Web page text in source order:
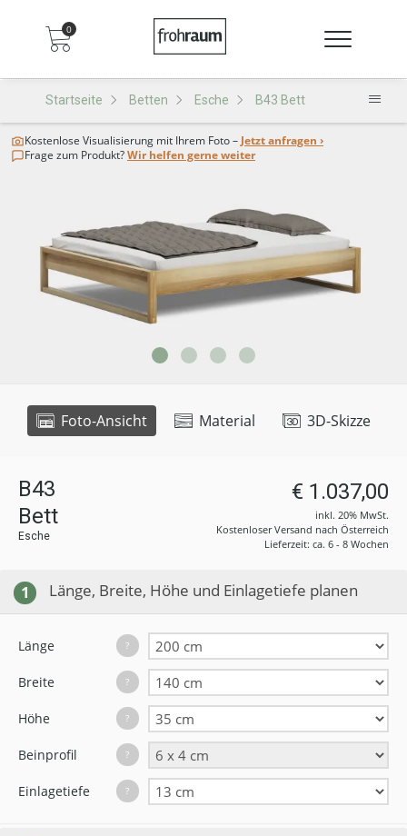
0
Startseite Betten Esche B43 Bett
Foto-Ansicht Material 3D-Skizze
Kostenlose Visualisierung mit Ihrem Foto – Jetzt anfragen ›
Frage zum Produkt?Wir helfen gerne weiter
B43
Bett
Esche
€ 1.037,00
inkl. 20% MwSt.
Kostenloser Versand nach Österreich
Lieferzeit: ca. 6 - 8 Wochen
1 Länge, Breite, Höhe und Einlagetiefe planen
Länge ?
Breite ?
Höhe ?
Beinprofil ?
Einlagetiefe ?